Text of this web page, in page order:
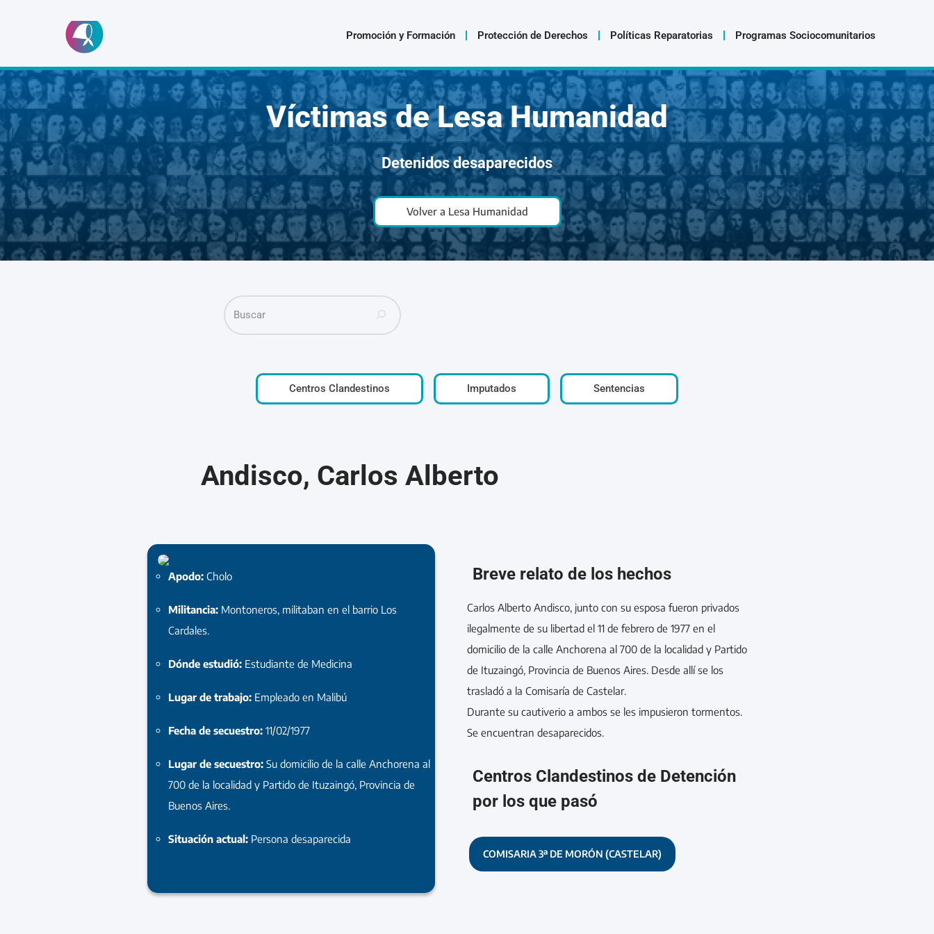
al
contenido
Promoción y Formación Protección de Derechos Políticas Reparatorias Programas Sociocomunitarios
Víctimas de Lesa Humanidad
Detenidos desaparecidos
Volver a Lesa Humanidad
Centros Clandestinos Imputados Sentencias
Andisco, Carlos Alberto
Apodo:Cholo
Militancia: Montoneros, militaban en el barrio Los
Cardales.
Dónde estudió: Estudiante de Medicina
Lugar de trabajo: Empleado en Malibú
Fecha de secuestro:11/02/1977
Lugar de secuestro:Su domicilio de la calle Anchorena al
700 de la localidad y Partido de Ituzaingó, Provincia de
Buenos Aires.
Situación actual: Persona desaparecida
Breve relato de los hechos
Carlos Alberto Andisco, junto con su esposa fueron privados
ilegalmente de su libertad el 11 de febrero de 1977 en el
domicilio de la calle Anchorena al 700 de la localidad y Partido
de Ituzaingó, Provincia de Buenos Aires. Desde allí se los
trasladó a la Comisaría de Castelar.
Durante su cautiverio a ambos se les impusieron tormentos.
Se encuentran desaparecidos.
Centros Clandestinos de Detención
por los que pasó
COMISARIA 3ª DE MORÓN (CASTELAR)